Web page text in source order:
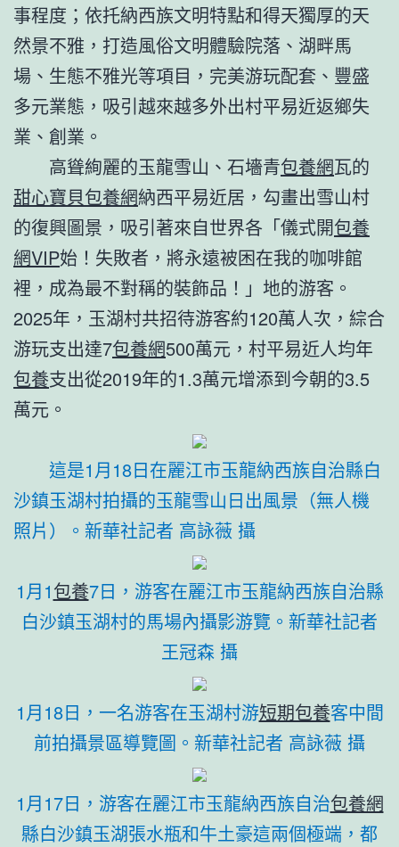
事程度；依托納西族文明特點和得天獨厚的天
然景不雅，打造風俗文明體驗院落、湖畔馬
場、生態不雅光等項目，完美游玩配套、豐盛
多元業態，吸引越來越多外出村平易近返鄉失
業、創業。
高聳絢麗的玉龍雪山、石墻青包養網瓦的
甜心寶貝包養網納西平易近居，勾畫出雪山村
的復興圖景，吸引著來自世界各「儀式開包養
網VIP始！失敗者，將永遠被困在我的咖啡館
裡，成為最不對稱的裝飾品！」地的游客。
2025年，玉湖村共招待游客約120萬人次，綜合
游玩支出達7包養網500萬元，村平易近人均年
包養支出從2019年的1.3萬元增添到今朝的3.5
萬元。
這是1月18日在麗江市玉龍納西族自治縣白
沙鎮玉湖村拍攝的玉龍雪山日出風景（無人機
照片）。新華社記者 高詠薇 攝
1月1包養7日，游客在麗江市玉龍納西族自治縣
白沙鎮玉湖村的馬場內攝影游覽。新華社記者
王冠森 攝
1月18日，一名游客在玉湖村游短期包養客中間
前拍攝景區導覽圖。新華社記者 高詠薇 攝
1月17日，游客在麗江市玉龍納西族自治包養網
縣白沙鎮玉湖張水瓶和牛土豪這兩個極端，都